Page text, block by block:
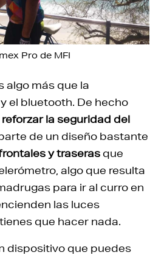
Pro de MFI
algo más que la
el bluetooth. De hecho
reforzar la seguridad del
de un diseño bastante
y traserasque
algo que resulta
para ir al curro en
las luces
que hacer nada.
dispositivo que puedes